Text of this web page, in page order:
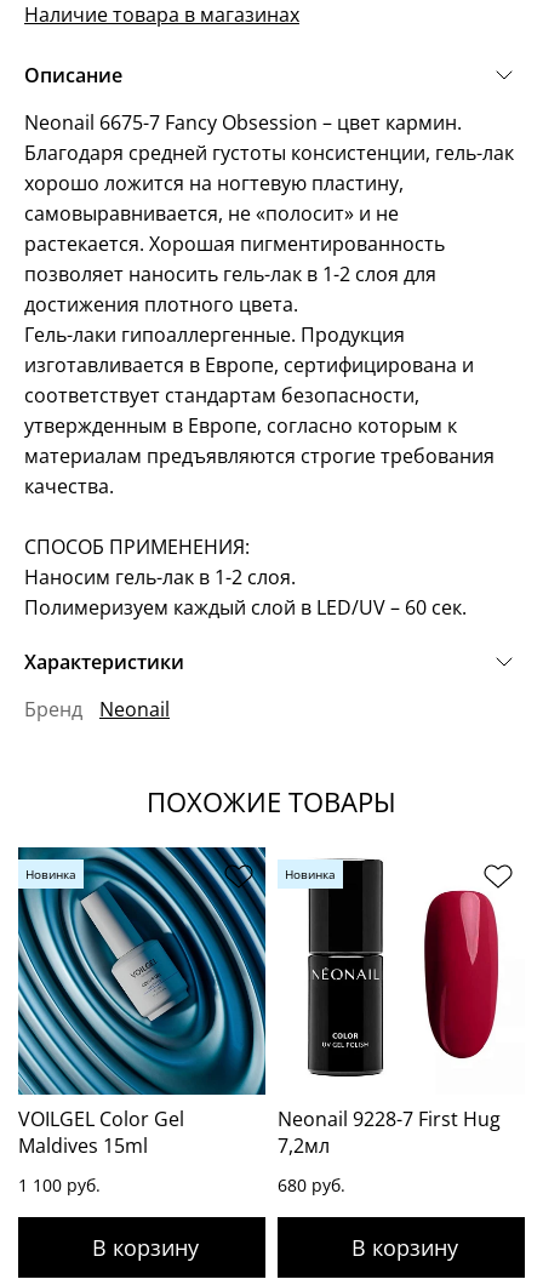
Наличие товара в магазинах
Описание
Neonail 6675-7 Fancy Obsession – цвет кармин.
Благодаря средней густоты консистенции, гель-лак
хорошо ложится на ногтевую пластину,
самовыравнивается, не «полосит» и не
растекается. Хорошая пигментированность
позволяет наносить гель-лак в 1-2 слоя для
достижения плотного цвета.
Гель-лаки гипоаллергенные. Продукция
изготавливается в Европе, сертифицирована и
соответствует стандартам безопасности,
утвержденным в Европе, согласно которым к
материалам предъявляются строгие требования
качества.
СПОСОБ ПРИМЕНЕНИЯ:
Наносим гель-лак в 1-2 слоя.
Полимеризуем каждый слой в LED/UV – 60 сек.
Характеристики
Бренд
Neonail
ПОХОЖИЕ ТОВАРЫ
Новинка
VOILGEL Color Gel
Maldives 15ml
1 100 руб.
Новинка
Neonail 9228-7 First Hug
7,2мл
680 руб.